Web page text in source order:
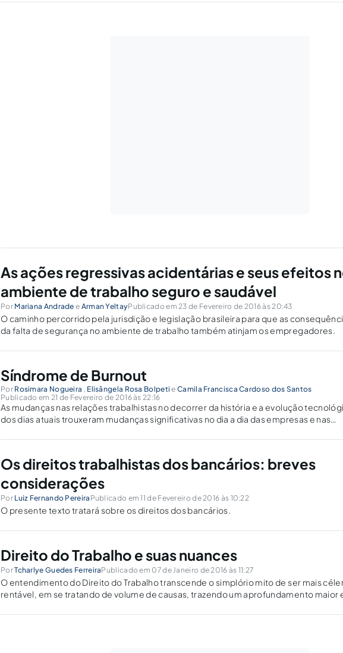
As ações regressivas acidentárias e seus efeitos
ambiente de trabalho seguro e saudável
Por Mariana Andrade e Arman YeltayPublicado em 23 de Fevereiro de 2016 às 20:43
O caminho percorrido pela jurisdição e legislação brasileira para que as
da falta de segurança no ambiente de trabalho também atinjam os empregadores.
Síndrome de Burnout
Por Rosimara Nogueira , Elisângela Rosa Bolpeti eCamila Francisca Cardoso dos Santos
Publicado em 21 de Fevereiro de 2016 às 22:16
As mudanças nas relações trabalhistas no decorrer da história e a evolução
dos dias atuais trouxeram mudanças significativas no dia a dia das empresas e nas
Os direitos trabalhistas dos bancários: breves
considerações
Por Luiz Fernando Pereira Publicado em 11 de Fevereiro de 2016 às 10:22
O presente texto tratará sobre os direitos dos bancários.
Direito do Trabalho e suas nuances
PorTcharlye Guedes FerreiraPublicado em 07 de Janeiro de 2016 às 11:27
O entendimento do Direito do Trabalho transcende o simplório mito de ser mais
rentável, em se tratando de volume de causas, trazendo um aprofundamento maior